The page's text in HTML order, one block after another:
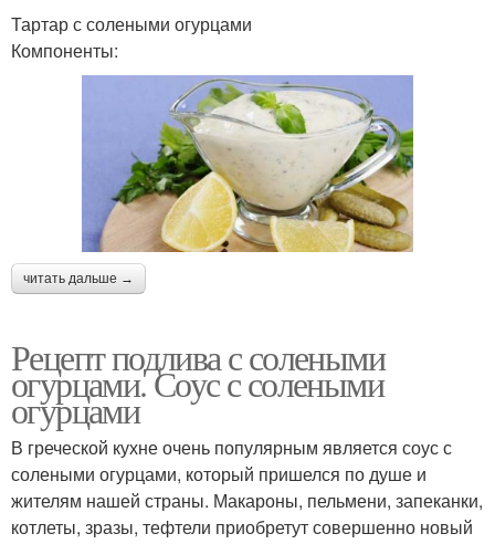
Тартар с солеными огурцами
Компоненты:
читать дальше →
Рецепт подлива с солеными
огурцами. Соус с солеными
огурцами
В греческой кухне очень популярным является соус с
солеными огурцами, который пришелся по душе и
жителям нашей страны. Макароны, пельмени, запеканки,
котлеты, зразы, тефтели приобретут совершенно новый